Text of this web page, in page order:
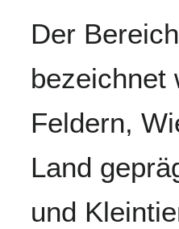
Der
bezeichnet
Feldern,
Land
und